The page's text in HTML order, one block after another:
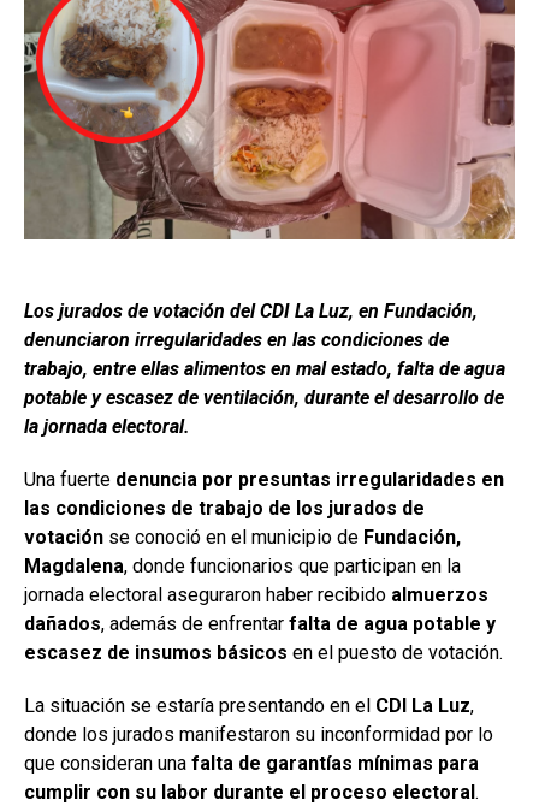
Los jurados de votación del CDI La Luz, en Fundación,
denunciaron irregularidades en las condiciones de
trabajo, entre ellas alimentos en mal estado, falta de agua
potable y escasez de ventilación, durante el desarrollo de
la jornada electoral.
Una fuerte denuncia por presuntas irregularidades en
las condiciones de trabajo de los jurados de
votación se conoció en el municipio de Fundación,
Magdalena, donde funcionarios que participan en la
jornada electoral aseguraron haber recibido almuerzos
dañados, además de enfrentar falta de agua potable y
escasez de insumos básicos en el puesto de votación.
La situación se estaría presentando en el CDI La Luz,
donde los jurados manifestaron su inconformidad por lo
que consideran una falta de garantías mínimas para
cumplir con su labor durante el proceso electoral .